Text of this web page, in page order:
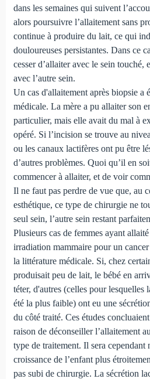
dans les semaines qui suivent
alors poursuivre l’allaitement sans
continue à produire du lait, ce qui
douloureuses persistantes. Dans ce
cesser d’allaiter avec le sein touché,
avec l’autre sein.
Un cas d'allaitement après biopsie a
médicale. La mère a pu allaiter son
particulier, mais elle avait du mal à
opéré. Si l’incision se trouve au
ou les canaux lactifères ont pu être
d’autres problèmes. Quoi qu’il en
commencer à allaiter, et de voir
Il ne faut pas perdre de vue que, au
esthétique, ce type de chirurgie ne
seul sein, l’autre sein restant
Plusieurs cas de femmes ayant
irradiation mammaire pour un
la littérature médicale. Si, chez
produisait peu de lait, le bébé en
téter, d'autres (celles pour lesquelles
été la plus faible) ont eu une
du côté traité. Ces études
raison de déconseiller l’allaitement
type de traitement. Il sera cependant
croissance de l’enfant plus
pas subi de chirurgie. La sécrétion